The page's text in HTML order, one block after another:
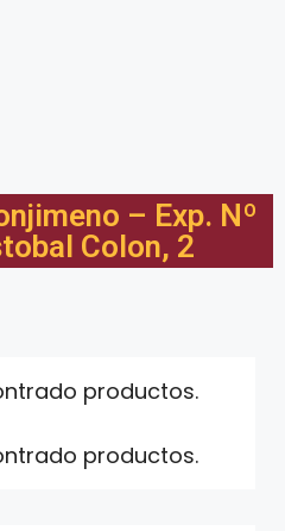
– Exp. Nº
Colon, 2
productos.
productos.